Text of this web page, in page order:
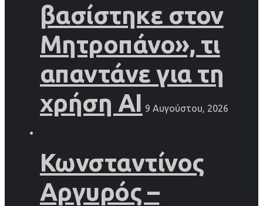
βασίστηκε στον
Μητροπάνο», τι
απαντάνε για τη
χρήση AI 9 Αυγούστου, 2026
Κωνσταντίνος
Αργυρός –